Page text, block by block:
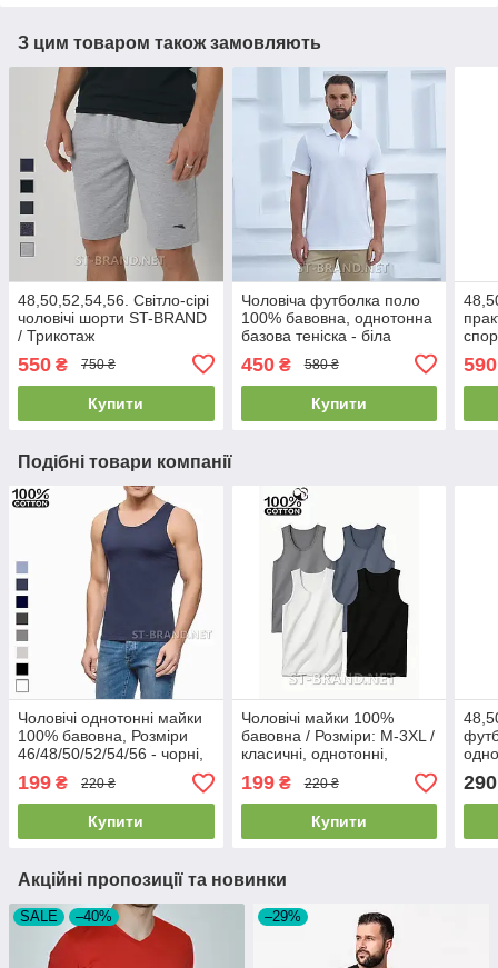
З цим товаром також замовляють
48,50,52,54,56. Світло-сірі
чоловічі шорти ST-BRAND
/ Трикотаж
550 ₴ 750 ₴
Купити
Чоловіча футболка поло
100% бавовна, однотонна
базова теніска - біла
450₴ 580 ₴
Купити
590
Подібні товари компанії
Чоловічі однотонні майки
100% бавовна, Розміри
46/48/50/52/54/56 - чорні,
білі, сірі, сині
199 ₴ 220 ₴
Купити
Чоловічі майки 100%
бавовна / Розміри: M-3XL /
класичні, однотонні,
преміум якості
199₴ 220 ₴
Купити
290
Акційні пропозиції та новинки
SALE –40% –29%